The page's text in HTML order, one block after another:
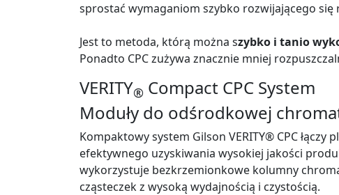
sprostać wymaganiom szybko rozwijającego się
Jest to metoda, którą można szybko i tanio
Ponadto CPC zużywa znacznie mniej
VERITY® Compact CPC System
Moduły do odśrodkowej
Kompaktowy system Gilson VERITY® CPC
efektywnego uzyskiwania wysokiej jakości
wykorzystuje bezkrzemionkowe kolumny
cząsteczek z wysoką wydajnością i czystością.